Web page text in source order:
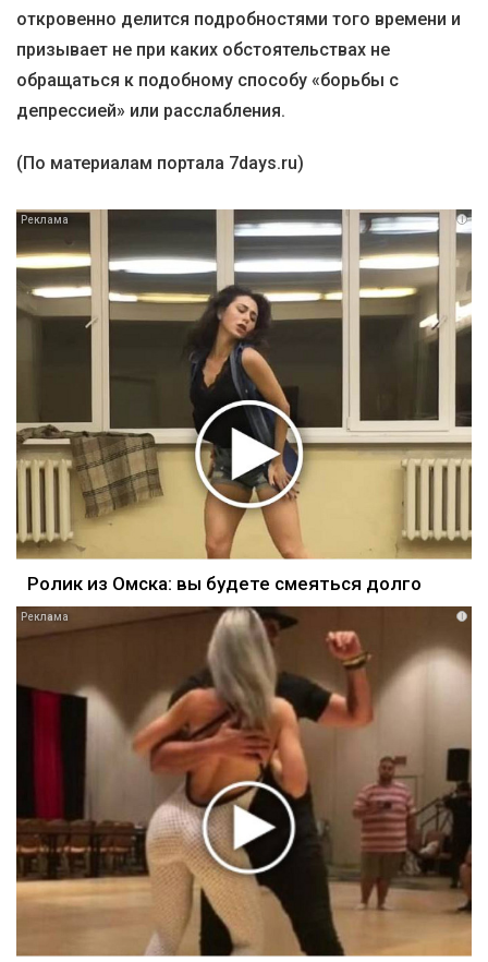
откровенно делится подробностями того времени и
призывает не при каких обстоятельствах не
обращаться к подобному способу «борьбы с
депрессией» или расслабления.
(По материалам портала 7days.ru)
i
Ролик из Омска: вы будете смеяться долго
i